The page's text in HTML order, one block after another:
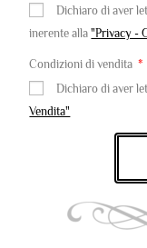
Dichiaro di aver
inerente alla"Privacy -
Condizioni di vendita
Dichiaro di aver
Vendita"